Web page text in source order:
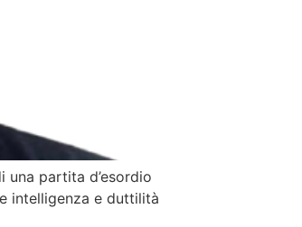
partita d’esordio
intelligenza e duttilità